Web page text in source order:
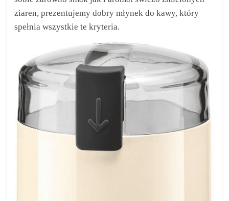
ziaren, prezentujemy dobry młynek do kawy, który
spełnia wszystkie te kryteria.